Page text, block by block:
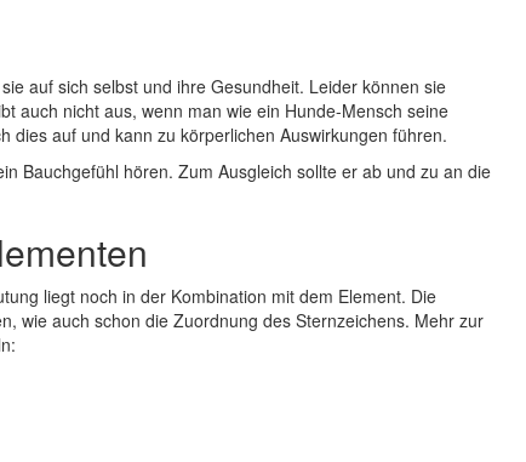
auf sich selbst und ihre Gesundheit. Leider können sie
auch nicht aus, wenn man wie ein Hunde-Mensch seine
dies auf und kann zu körperlichen Auswirkungen führen.
Bauchgefühl hören. Zum Ausgleich sollte er ab und zu an die
liegt noch in der Kombination mit dem Element. Die
wie auch schon die Zuordnung des Sternzeichens. Mehr zur